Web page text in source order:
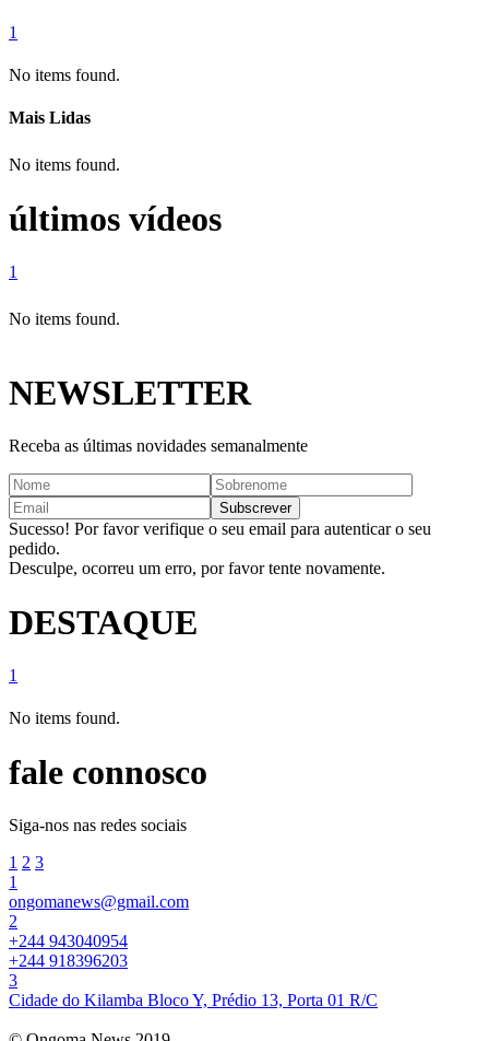
1
No items found.
Mais Lidas
No items found.
últimos vídeos
1
No items found.
NEWSLETTER
Receba as últimas novidades semanalmente
Sucesso! Por favor verifique o seu email para autenticar o seu
pedido.
Desculpe, ocorreu um erro, por favor tente novamente.
DESTAQUE
1
No items found.
fale connosco
Siga-nos nas redes sociais
1 2 3
1
ongomanews@gmail.com
2
+244 943040954
+244 918396203
3
Cidade do Kilamba Bloco Y, Prédio 13, Porta 01 R/C